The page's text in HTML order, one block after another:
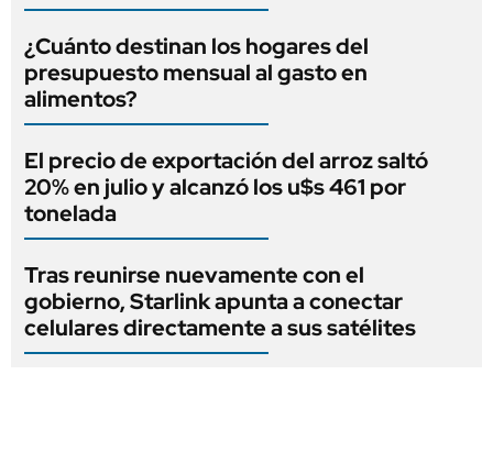
¿Cuánto destinan los hogares del
presupuesto mensual al gasto en
alimentos?
El precio de exportación del arroz saltó
20% en julio y alcanzó los u$s 461 por
tonelada
Tras reunirse nuevamente con el
gobierno, Starlink apunta a conectar
celulares directamente a sus satélites